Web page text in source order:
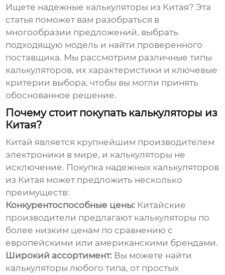
Ищете надежные калькуляторы из Китая? Эта
статья поможет вам разобраться в
многообразии предложений, выбрать
подходящую модель и найти проверенного
поставщика. Мы рассмотрим различные типы
калькуляторов, их характеристики и ключевые
критерии выбора, чтобы вы могли принять
обоснованное решение.
Почему стоит покупать калькуляторы из
Китая?
Китай является крупнейшим производителем
электроники в мире, и калькуляторы не
исключение. Покупка надежных калькуляторов
из Китая может предложить несколько
преимуществ:
Конкурентоспособные цены: Китайские
производители предлагают калькуляторы по
более низким ценам по сравнению с
европейскими или американскими брендами.
Широкий ассортимент: Вы можете найти
калькуляторы любого типа, от простых